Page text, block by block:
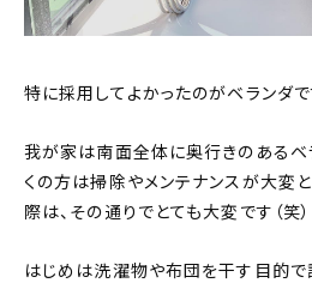
特に採用してよかったのがベランダで
我が家は南面全体に奥行きのあるベ
くの方は掃除やメンテナンスが大変と
際は、その通りでとても大変です（笑）
はじめは洗濯物や布団を干す目的で